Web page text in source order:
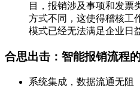
目，报销涉及事项和发票
方式不同，这使得稽核工
模式已经无法满足企业日
合思出击：智能报销流程
系统集成，数据流通无阻